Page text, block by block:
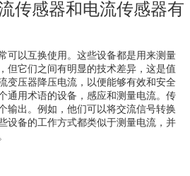
传感器和电流传感器有
可以互换使用。这些设备都是用来测量
但它们之间有明显的技术差异，这是值
变压器降压电流，以便能够有效和安全
通用术语的设备，感应和测量电流。传
输出。例如，他们可以将交流信号转换
设备的工作方式都类似于测量电流，并